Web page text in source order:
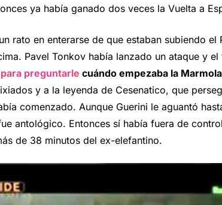
ya había ganado dos veces la Vuelta a
rato en enterarse de que estaban subiendo el
Pavel Tonkov había lanzado un ataque y
para preguntarle cuándo empezaba la
y a la leyenda de Cesenatico, que
comenzado. Aunque Guerini le aguantó
antológico. Entonces sí había fuera de
de 38 minutos del ex-elefantino.